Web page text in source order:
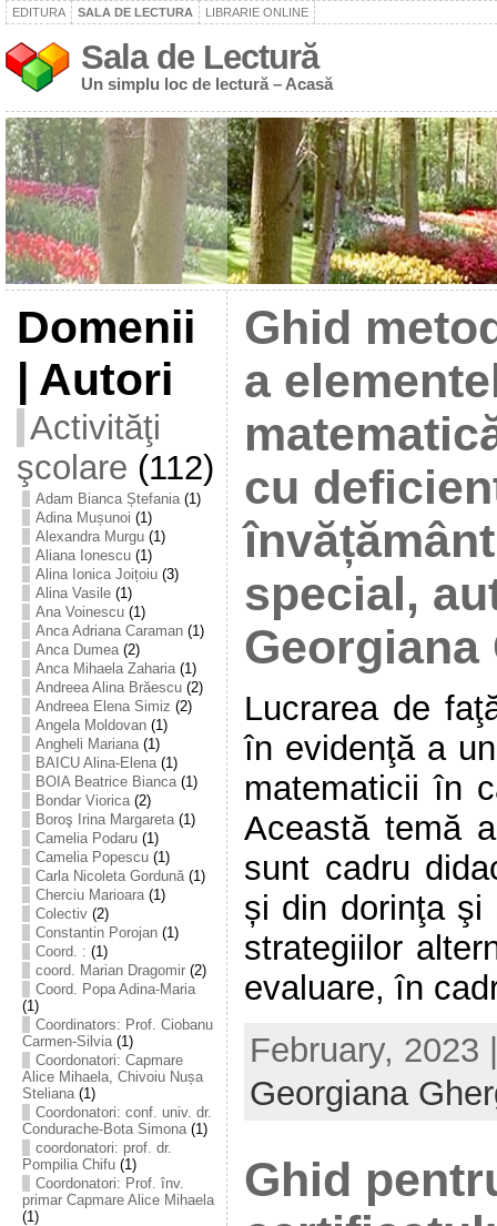
EDITURA SALA DE LECTURA LIBRARIE ONLINE
Sala de Lectură
Un simplu loc de lectură – Acasă
Domenii
| Autori
Activităţi
şcolare (112)
Adam Bianca Ștefania(1)
Adina Mușunoi (1)
Alexandra Murgu(1)
Aliana Ionescu(1)
Alina Ionica Joițoiu(3)
Alina Vasile(1)
Ana Voinescu(1)
Anca Adriana Caraman(1)
Anca Dumea(2)
Anca Mihaela Zaharia(1)
Andreea Alina Brăescu(2)
Andreea Elena Simiz (2)
Angela Moldovan(1)
Angheli Mariana(1)
BAICU Alina-Elena(1)
BOIA Beatrice Bianca(1)
Bondar Viorica(2)
Boroş Irina Margareta(1)
Camelia Podaru(1)
Camelia Popescu(1)
Carla Nicoleta Gordună(1)
Cherciu Marioara(1)
Colectiv(2)
Constantin Porojan(1)
Coord. : (1)
coord. Marian Dragomir(2)
Coord. Popa Adina-Maria
(1)
Coordinators: Prof. Ciobanu
Carmen-Silvia(1)
Coordonatori: Capmare
Alice Mihaela, Chivoiu Nușa
Steliana(1)
Coordonatori: conf. univ. dr.
Condurache-Bota Simona(1)
coordonatori: prof. dr.
Pompilia Chifu(1)
Coordonatori: Prof. înv.
primar Capmare Alice Mihaela
(1)
Ghid
a
cu
special,
Georgiana
Lucrarea de
în evidenţă a
matematicii în
Această temă
sunt cadru
și din dorinţa şi
strategiilor
evaluare, în
February, 2023
Georgiana
Ghid